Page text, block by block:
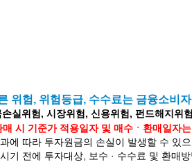
위험, 위험등급, 수수료는 금융소비
실위험, 시장위험, 신용위험, 펀드해지위
매 시 기준가 적용일자 및 매수ㆍ환매일
에 따라 투자원금의 손실이 발생할 수 있
기 전에 투자대상, 보수 · 수수료 및 환매